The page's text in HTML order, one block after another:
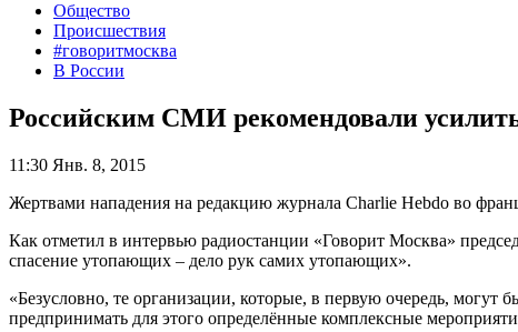
Общество
Происшествия
#говоритмосква
В России
Российским СМИ рекомендовали
11:30 Янв. 8, 2015
Жертвами нападения на редакцию журнала Charlie Hebdo во
Как отметил в интервью радиостанции «Говорит Москва»
спасение утопающих – дело рук самих утопающих».
«Безусловно, те организации, которые, в первую очередь, могут
предпринимать для этого определённые комплексные